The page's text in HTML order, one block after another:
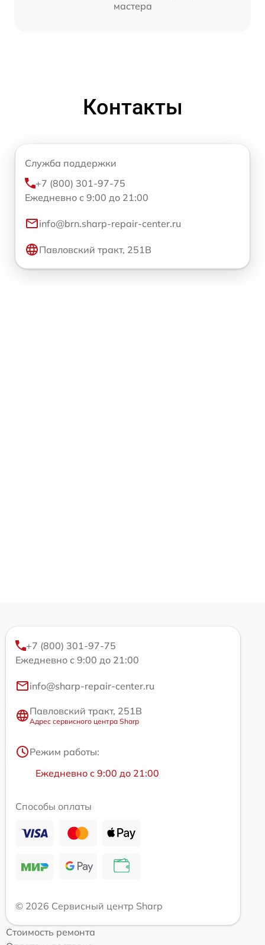
мастера
Контакты
Служба поддержки
+7 (800) 301-97-75
Ежедневно с 9:00 до 21:00
info@brn.sharp-repair-center.ru
Павловский тракт, 251В
+7 (800) 301-97-75
Ежедневно с 9:00 до 21:00
info@sharp-repair-center.ru
Павловский тракт, 251В
Адрес сервисного центра Sharp
Режим работы:
Ежедневно с 9:00 до 21:00
Способы оплаты
© 2026 Сервисный центр Sharp
Стоимость ремонта